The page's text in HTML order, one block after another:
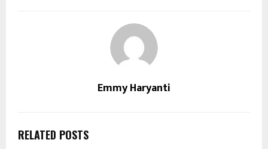
Emmy Haryanti
RELATED POSTS